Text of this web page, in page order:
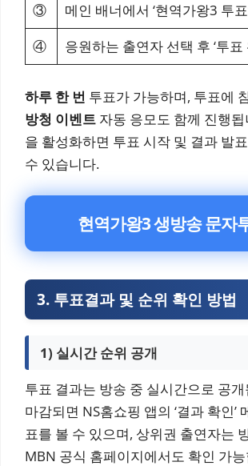
③
메인 배너에서 ‘현역가왕3 투
④
응원하는 출연자 선택 후 ‘투표
하루 한 번 투표가 가능하며, 투표에
방청 이벤트 자동 응모도 함께 진행
을 활성화하면 투표 시작 및 결과 발
수 있습니다.
현역가왕3 생방송 문자
3. 투표결과 및 순위 확인 방법
1) 실시간 순위 공개
투표 결과는 방송 중 실시간으로 공
마감되면 NS홈쇼핑 앱의 ‘결과 확인’
표를 볼 수 있으며, 상위권 출연자는
MBN 공식 홈페이지에서도 확인 가